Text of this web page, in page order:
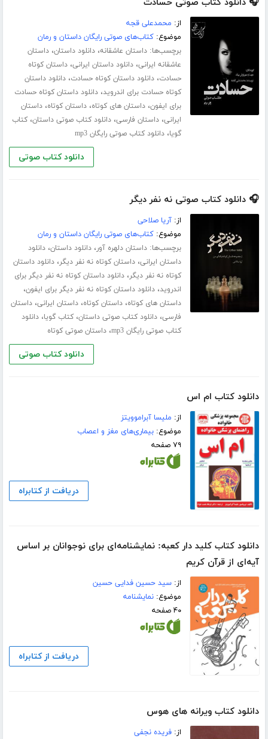
🎧 دانلود کتاب صوتی حسادت
از: محمدعلی قجه
موضوع:کتاب‌های صوتی رایگان داستان و رمان
برچسب‌ها:داستان عاشقانه،دانلود داستان،داستان
عاشقانه ایرانی،دانلود داستان ایرانی،داستان کوتاه
حسادت،دانلود داستان کوتاه حسادت،دانلود داستان
کوتاه حسادت برای اندروید،دانلود داستان کوتاه حسادت
برای ایفون،داستان های کوتاه،داستان کوتاه،داستان
ایرانی،داستان فارسی،دانلود کتاب صوتی داستان،کتاب
گویا،دانلود کتاب صوتی رایگان mp3
دانلود کتاب صوتی
🎧 دانلود کتاب صوتی نه نفر دیگر
از:آریا صلاحی
موضوع:کتاب‌های صوتی رایگان داستان و رمان
برچسب‌ها:داستان دلهره آور،دانلود داستان،دانلود
داستان ایرانی،داستان کوتاه نه نفر دیگر،دانلود داستان
کوتاه نه نفر دیگر،دانلود داستان کوتاه نه نفر دیگر برای
اندروید،دانلود داستان کوتاه نه نفر دیگر برای ایفون،
داستان های کوتاه،داستان کوتاه،داستان ایرانی،داستان
فارسی،دانلود کتاب صوتی داستان،کتاب گویا،دانلود
کتاب صوتی رایگان mp3
،داستان صوتی کوتاه
دانلود کتاب صوتی
دانلود کتاب ام اس
از: ملیسا آبراموویتز
موضوع:بیماری‌های مغز و اعصاب
۷۹ صفحه
دریافت از کتابراه
دانلود کتاب کلید دار کعبه: نمایشنامه‌ای برای نوجوانان بر اساس
آیه‌ای از قرآن کریم
از:سید حسین فدایی حسین
موضوع:نمایشنامه
۴۰ صفحه
دریافت از کتابراه
دانلود کتاب ویرانه های هوس
از:فریده نجفی